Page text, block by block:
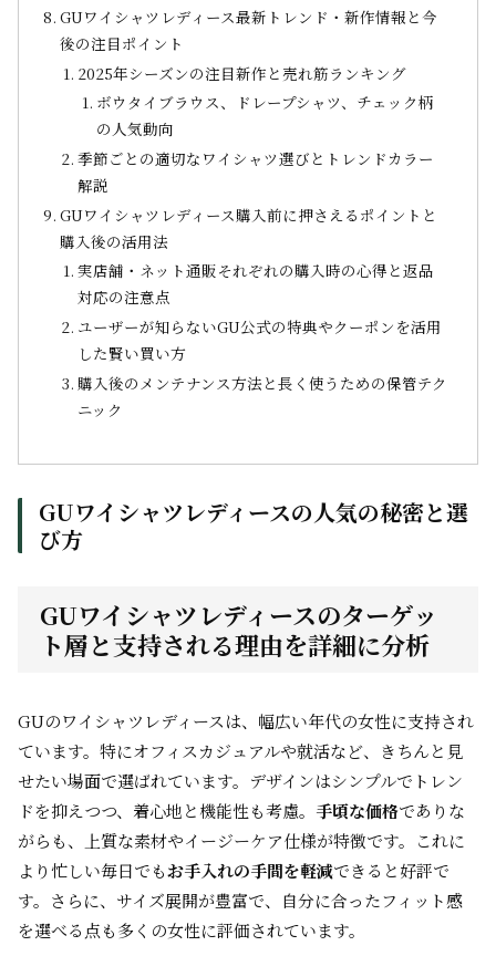
GUワイシャツレディース最新トレンド・新作情報と今
後の注目ポイント
2025年シーズンの注目新作と売れ筋ランキング
ボウタイブラウス、ドレープシャツ、チェック柄
の人気動向
季節ごとの適切なワイシャツ選びとトレンドカラー
解説
GUワイシャツレディース購入前に押さえるポイントと
購入後の活用法
実店舗・ネット通販それぞれの購入時の心得と返品
対応の注意点
ユーザーが知らないGU公式の特典やクーポンを活用
した賢い買い方
購入後のメンテナンス方法と長く使うための保管テク
ニック
GUワイシャツレディースの人気の秘密と選
び方
GUワイシャツレディースのターゲッ
ト層と支持される理由を詳細に分析
GUのワイシャツレディースは、幅広い年代の女性に支持され
ています。特にオフィスカジュアルや就活など、きちんと見
せたい場面で選ばれています。デザインはシンプルでトレン
ドを抑えつつ、着心地と機能性も考慮。 手頃な価格でありな
がらも、上質な素材やイージーケア仕様が特徴です。これに
より忙しい毎日でもお手入れの手間を軽減できると好評で
す。さらに、サイズ展開が豊富で、自分に合ったフィット感
を選べる点も多くの女性に評価されています。